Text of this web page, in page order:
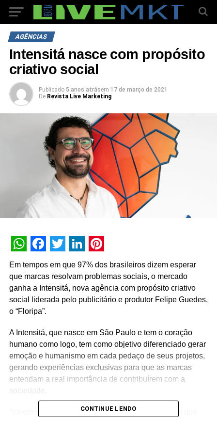
AGÊNCIAS
Intensitá nasce com propósito
criativo social
Publicado 5 anos atrásem 17 de março de 2021
De Revista Live Marketing
WhatsApp
Facebook
Twitter
LinkedIn
Pinterest
Em tempos em que 97% dos brasileiros dizem esperar
que marcas resolvam problemas sociais, o mercado
ganha a Intensitá, nova agência com propósito criativo
social liderada pelo publicitário e produtor Felipe Guedes,
o “Floripa”.
A Intensitá, que nasce em São Paulo e tem o coração
humano como logo, tem como objetivo diferenciado gerar
emoção e humanismo em cada pedaço de seus projetos,
gerando experiências exclusivas para que as marcas
entendam a real importância de contribuírem com a
“Vivemos novos tempos, um novo momento global que
CONTINUE LENDO